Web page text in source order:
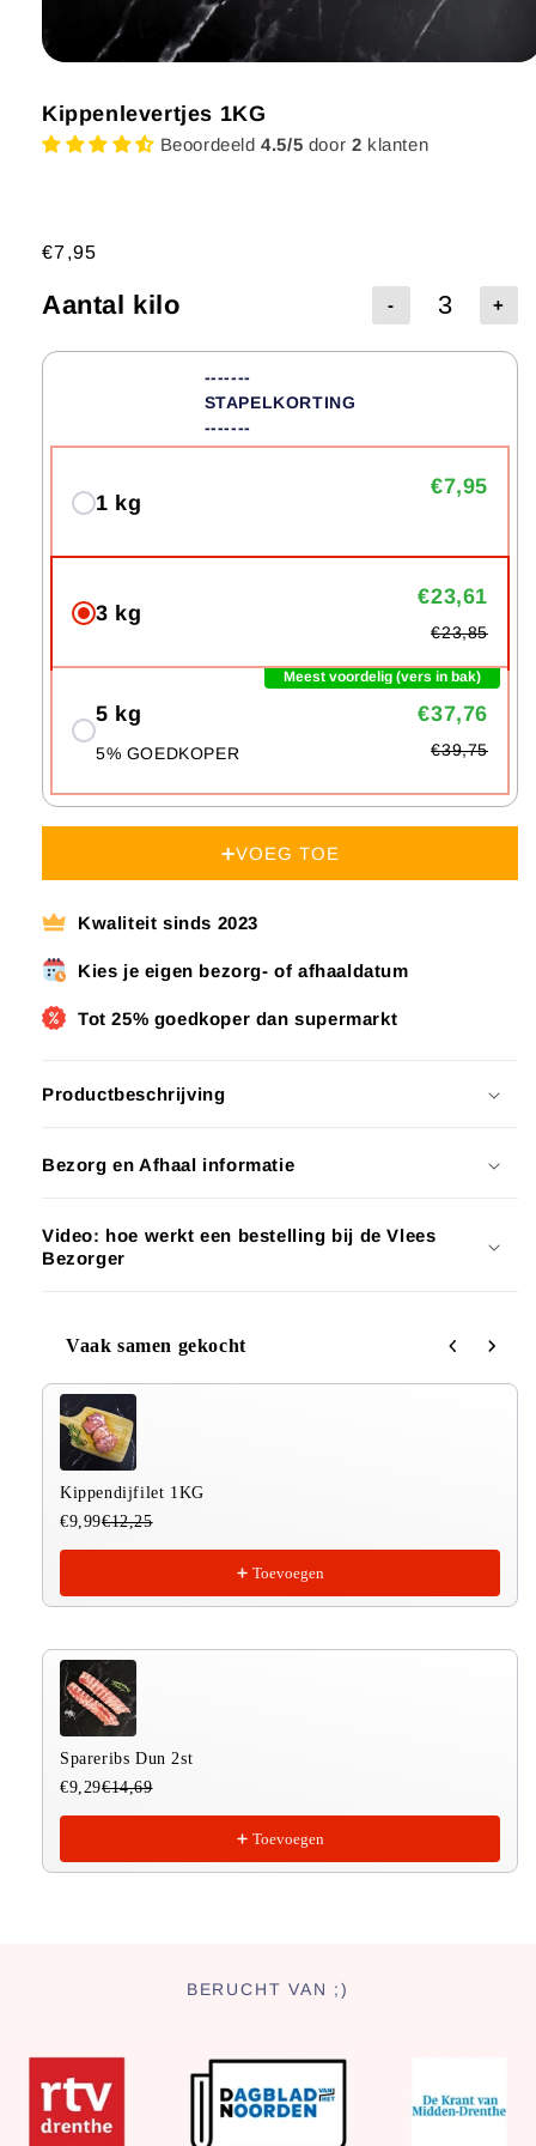
Kippenlevertjes 1KG
Beoordeeld4.5/5 door 2 klanten
Normale
€7,95
Aantal kilo - +
-------
STAPELKORTING
-------
1 kg
€7,95
3 kg
€23,61
€23,85
Meest voordelig (vers in bak)
5 kg
5% GOEDKOPER
€37,76
€39,75
➕VOEG TOE
Kwaliteit sinds 2023
Kies je eigen bezorg- of afhaaldatum
Tot 25% goedkoper dan supermarkt
Productbeschrijving
Bezorg en Afhaal informatie
Video: hoe werkt een bestelling bij de Vlees
Bezorger
Vaak samen gekocht
Use the Previous and Next buttons to navigate through
Kippendijfilet 1KG
€9,99€12,25
Toevoegen
Spareribs Dun 2st
€9,29€14,69
Toevoegen
BERUCHT VAN ;)